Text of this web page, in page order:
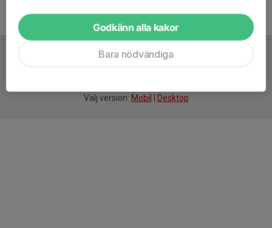
Välj version: Mobil Desktop
Godkänn alla kakor
Bara nödvändiga